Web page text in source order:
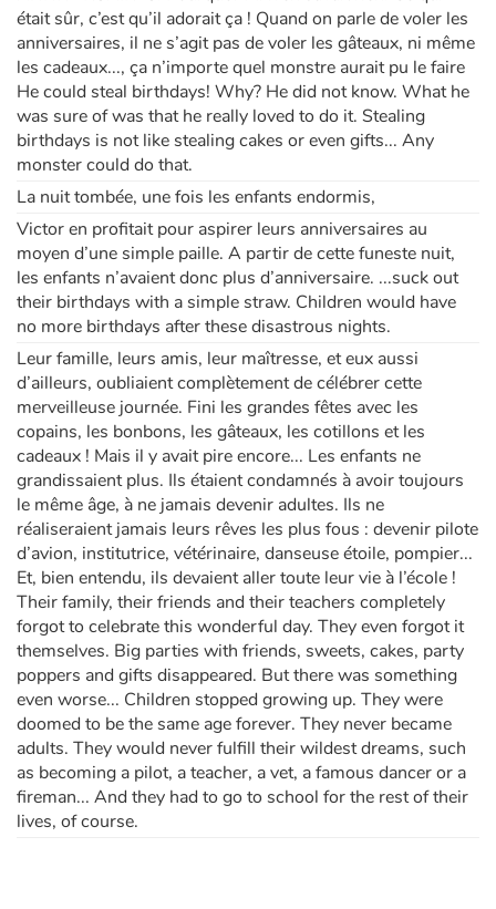
Apprendre les langues
Dyslexie, troubles de la lecture
Nos listes de lecture
Les plus lus
Coups de coeur
était sûr, c’est qu’il adorait ça ! Quand on parle de voler les
anniversaires, il ne s’agit pas de voler les gâteaux, ni même
les cadeaux..., ça n’importe quel monstre aurait pu le faire
He could steal birthdays! Why? He did not know. What he
was sure of was that he really loved to do it. Stealing
birthdays is not like stealing cakes or even gifts... Any
monster could do that.
La nuit tombée, une fois les enfants endormis,
Victor en profitait pour aspirer leurs anniversaires au
moyen d’une simple paille. A partir de cette funeste nuit,
les enfants n’avaient donc plus d’anniversaire. ...suck out
their birthdays with a simple straw. Children would have
no more birthdays after these disastrous nights.
Leur famille, leurs amis, leur maîtresse, et eux aussi
d’ailleurs, oubliaient complètement de célébrer cette
merveilleuse journée. Fini les grandes fêtes avec les
copains, les bonbons, les gâteaux, les cotillons et les
cadeaux ! Mais il y avait pire encore... Les enfants ne
grandissaient plus. Ils étaient condamnés à avoir toujours
le même âge, à ne jamais devenir adultes. Ils ne
réaliseraient jamais leurs rêves les plus fous : devenir pilote
d’avion, institutrice, vétérinaire, danseuse étoile, pompier...
Et, bien entendu, ils devaient aller toute leur vie à l’école !
Their family, their friends and their teachers completely
forgot to celebrate this wonderful day. They even forgot it
themselves. Big parties with friends, sweets, cakes, party
poppers and gifts disappeared. But there was something
even worse... Children stopped growing up. They were
doomed to be the same age forever. They never became
adults. They would never fulfill their wildest dreams, such
as becoming a pilot, a teacher, a vet, a famous dancer or a
fireman... And they had to go to school for the rest of their
lives, of course.